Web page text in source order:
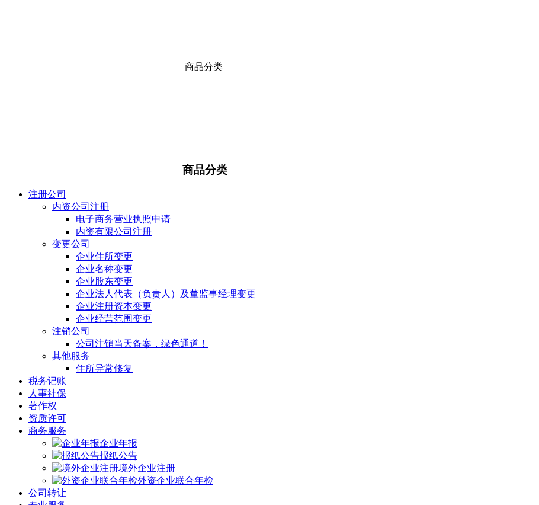
商品分类
商品分类
注册公司
内资公司注册
电子商务营业执照申请
内资有限公司注册
变更公司
企业住所变更
企业名称变更
企业股东变更
企业法人代表（负责人）及董监事经理变更
企业注册资本变更
企业经营范围变更
注销公司
公司注销当天备案，绿色通道！
其他服务
住所异常修复
税务记账
人事社保
著作权
资质许可
商务服务
企业年报
报纸公告
境外企业注册
外资企业联合年检
公司转让